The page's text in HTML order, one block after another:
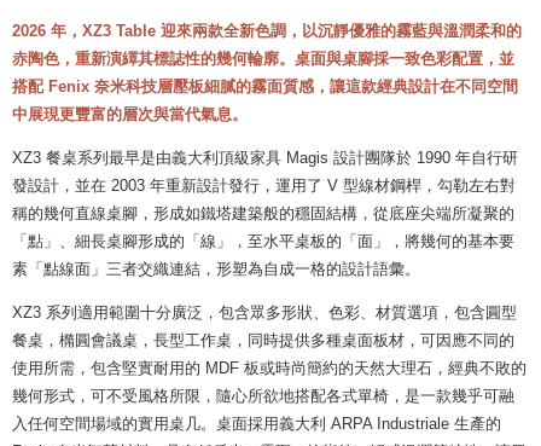
2026 年，XZ3 Table 迎來兩款全新色調，以沉靜優雅的霧藍與溫潤柔和的
赤陶色，重新演繹其標誌性的幾何輪廓。桌面與桌腳採一致色彩配置，並
搭配 Fenix 奈米科技層壓板細膩的霧面質感 ， 讓這款經典設計在不同空間
中展現更豐富的層次與當代氣息。
XZ3 餐桌系列最早是由義大利頂級家具 Magis 設計團隊於 1990 年自行研
發設計，並在 2003 年重新設計發行，運用了 V 型線材鋼桿，勾勒左右對
稱的幾何直線桌腳，形成如鐵塔建築般的穩固結構，從底座尖端所凝聚的
「點」、細長桌腳形成的「線」，至水平桌板的「面」，將幾何的基本要
素「點線面」三者交織連結，形塑為自成一格的設計語彙。
XZ3 系列適用範圍十分廣泛，包含眾多形狀、色彩、材質選項，包含圓型
餐桌，橢圓會議桌，長型工作桌，同時提供多種桌面板材，可因應不同的
使用所需，包含堅實耐用的 MDF 板或時尚簡約的天然大理石，經典不敗的
幾何形式，可不受風格所限，隨心所欲地搭配各式單椅，是一款幾乎可融
入任何空間場域的實用桌几。桌面採用義大利 ARPA Industriale 生產的